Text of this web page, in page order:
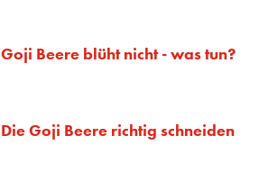
Goji Beere blüht nicht - was tun?
Die Goji Beere richtig schneiden